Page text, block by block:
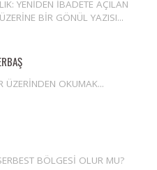
YENİDEN İBADETE AÇILAN
BİR GÖNÜL YAZISI...
ÜZERİNDEN OKUMAK...
BÖLGESİ OLUR MU?